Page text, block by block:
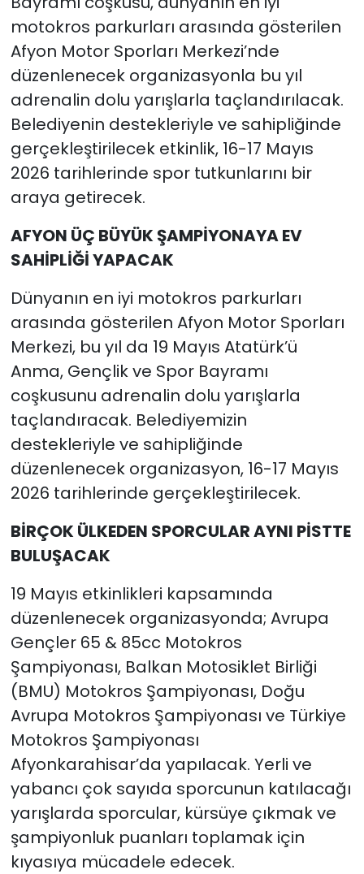
motokros parkurları arasında gösterilen
Afyon Motor Sporları Merkezi’nde
düzenlenecek organizasyonla bu yıl
adrenalin dolu yarışlarla taçlandırılacak.
Belediyenin destekleriyle ve sahipliğinde
gerçekleştirilecek etkinlik, 16-17 Mayıs
2026 tarihlerinde spor tutkunlarını bir
araya getirecek.
AFYON ÜÇ BÜYÜK ŞAMPİYONAYA EV
SAHİPLİĞİ YAPACAK
Dünyanın en iyi motokros parkurları
arasında gösterilen Afyon Motor Sporları
Merkezi, bu yıl da 19 Mayıs Atatürk’ü
Anma, Gençlik ve Spor Bayramı
coşkusunu adrenalin dolu yarışlarla
taçlandıracak. Belediyemizin
destekleriyle ve sahipliğinde
düzenlenecek organizasyon, 16-17 Mayıs
2026 tarihlerinde gerçekleştirilecek.
BİRÇOK ÜLKEDEN SPORCULAR AYNI PİSTTE
BULUŞACAK
19 Mayıs etkinlikleri kapsamında
düzenlenecek organizasyonda; Avrupa
Gençler 65 & 85cc Motokros
Şampiyonası, Balkan Motosiklet Birliği
(BMU) Motokros Şampiyonası, Doğu
Avrupa Motokros Şampiyonası ve Türkiye
Motokros Şampiyonası
Afyonkarahisar’da yapılacak. Yerli ve
yabancı çok sayıda sporcunun katılacağı
yarışlarda sporcular, kürsüye çıkmak ve
şampiyonluk puanları toplamak için
kıyasıya mücadele edecek.